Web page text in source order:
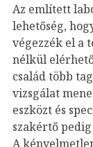
Az említett
lehetőség,
végezzék el a
nélkül
család több
vizsgálat
eszközt és
szakértő
A